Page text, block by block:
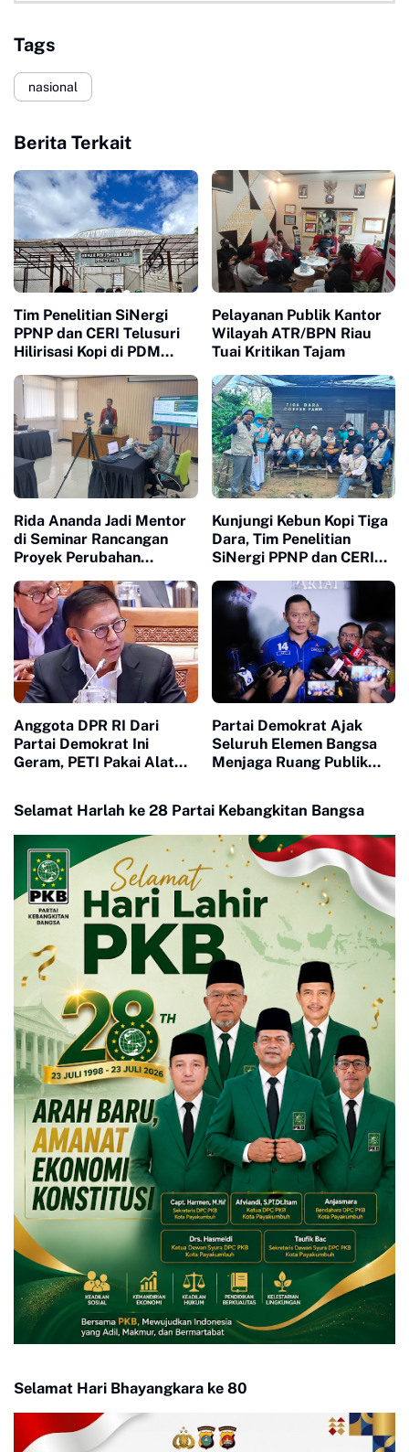
Tags
nasional
Berita Terkait
Tim Penelitian SiNergi
PPNP dan CERI Telusuri
Hilirisasi Kopi di PDM
Pelayanan Publik Kantor
Wilayah ATR/BPN Riau
Tuai Kritikan Tajam
Rida Ananda Jadi Mentor
di Seminar Rancangan
Proyek Perubahan
Nasional
Kunjungi Kebun Kopi Tiga
Dara, Tim Penelitian
SiNergi PPNP dan CERI
dalam Industri Kopi
Indonesia
Anggota DPR RI Dari
Partai Demokrat Ini
Geram, PETI Pakai Alat
Partai Demokrat Ajak
Seluruh Elemen Bangsa
Menjaga Ruang Publik
Selamat Harlah ke 28 Partai Kebangkitan Bangsa
Selamat Hari Bhayangkara ke 80